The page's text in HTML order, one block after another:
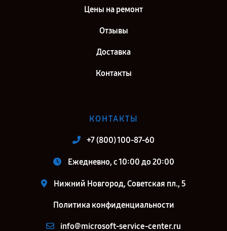
Цены на ремонт
Отзывы
Доставка
Контакты
КОНТАКТЫ
+7 (800) 100-87-60
Ежедневно, с 10:00 до 20:00
Нижний Новгород, Советская пл., 5
Политика конфиденциальности
info@microsoft-service-center.ru